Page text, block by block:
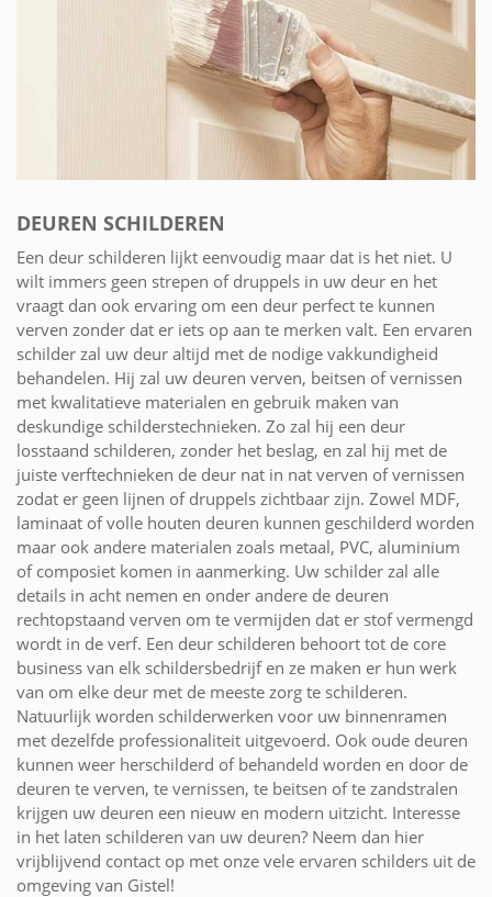
DEUREN SCHILDEREN
Een deur schilderen lijkt eenvoudig maar dat is het niet. U
wilt immers geen strepen of druppels in uw deur en het
vraagt dan ook ervaring om een deur perfect te kunnen
verven zonder dat er iets op aan te merken valt. Een ervaren
schilder zal uw deur altijd met de nodige vakkundigheid
behandelen. Hij zal uw deuren verven, beitsen of vernissen
met kwalitatieve materialen en gebruik maken van
deskundige schilderstechnieken. Zo zal hij een deur
losstaand schilderen, zonder het beslag, en zal hij met de
juiste verftechnieken de deur nat in nat verven of vernissen
zodat er geen lijnen of druppels zichtbaar zijn. Zowel MDF,
laminaat of volle houten deuren kunnen geschilderd worden
maar ook andere materialen zoals metaal, PVC, aluminium
of composiet komen in aanmerking. Uw schilder zal alle
details in acht nemen en onder andere de deuren
rechtopstaand verven om te vermijden dat er stof vermengd
wordt in de verf. Een deur schilderen behoort tot de core
business van elk schildersbedrijf en ze maken er hun werk
van om elke deur met de meeste zorg te schilderen.
Natuurlijk worden schilderwerken voor uw binnenramen
met dezelfde professionaliteit uitgevoerd. Ook oude deuren
kunnen weer herschilderd of behandeld worden en door de
deuren te verven, te vernissen, te beitsen of te zandstralen
krijgen uw deuren een nieuw en modern uitzicht. Interesse
in het laten schilderen van uw deuren? Neem dan hier
vrijblijvend contact op met onze vele ervaren schilders uit de
omgeving van Gistel!